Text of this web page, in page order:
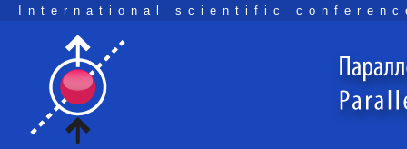
International scientific